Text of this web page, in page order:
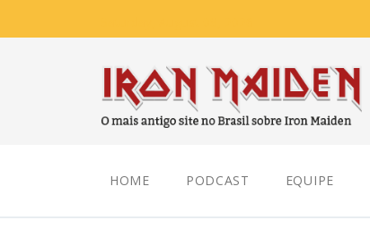
HOME PODCAST EQUIPE